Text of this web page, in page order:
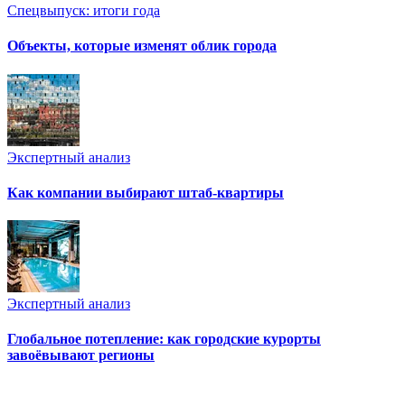
Спецвыпуск: итоги года
Объекты, которые изменят облик города
Экспертный анализ
Как компании выбирают штаб-квартиры
Экспертный анализ
Глобальное потепление: как городские курорты
завоёвывают регионы